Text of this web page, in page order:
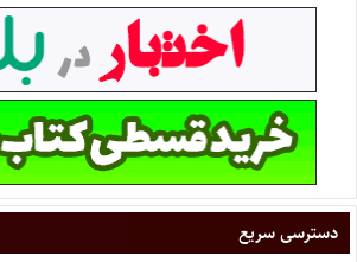
دسترسی سریع